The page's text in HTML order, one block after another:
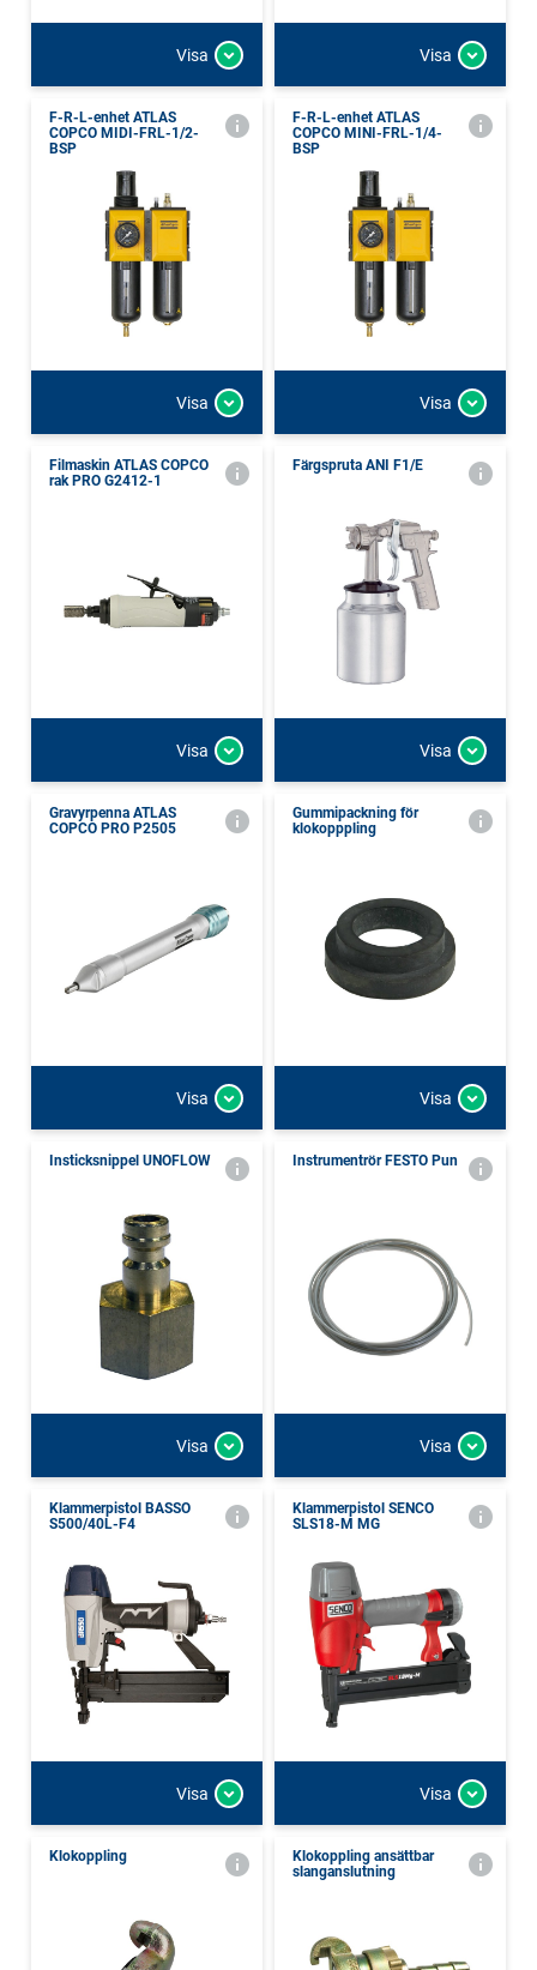
Visa Visa
F-R-L-enhet ATLAS
COPCO MIDI-FRL-1/2-
BSP
Visa
F-R-L-enhet ATLAS
COPCO MINI-FRL-1/4-
BSP
Visa
Filmaskin ATLAS COPCO
rak PRO G2412-1
Visa
Färgspruta ANI F1/E
Visa
Gravyrpenna ATLAS
COPCO PRO P2505
Visa
Gummipackning för
klokopppling
Visa
Insticksnippel UNOFLOW
Visa
Instrumentrör FESTO Pun
Visa
Klammerpistol BASSO
S500/40L-F4
Visa
Klammerpistol SENCO
SLS18-M MG
Visa
Klokoppling
Klokoppling ansättbar
slanganslutning